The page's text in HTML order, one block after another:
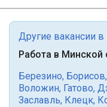
Другие вакансии
Работа в Минской
Березино, Борисов,
Воложин, Гатово,
Заславль, Клецк,